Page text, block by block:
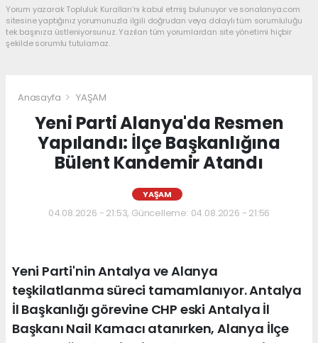
Yorum yazarak Topluluk Kuralları’nı kabul etmiş bulunuyor ve sonalanya.com
sitesine yaptığınız yorumunuzla ilgili doğrudan veya dolaylı tüm sorumluluğu
tek başınıza üstleniyorsunuz. Yazılan tüm yorumlardan site yönetimi hiçbir
şekilde sorumlu tutulamaz.
Anasayfa YAŞAM
Yeni Parti Alanya'da Resmen
Yapılandı: İlçe Başkanlığına
Bülent Kandemir Atandı
YAŞAM
04.08.2026 - 21:53, Güncelleme: 04.08.2026 - 21:56
Yeni Parti'nin Antalya ve Alanya
teşkilatlanma süreci tamamlanıyor. Antalya
İl Başkanlığı görevine CHP eski Antalya İl
Başkanı Nail Kamacı atanırken, Alanya İlçe